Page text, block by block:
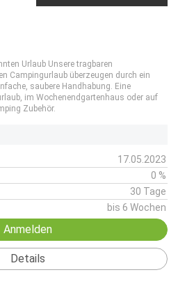
Urlaub Unsere tragbaren
Campingurlaub überzeugen durch ein
saubere Handhabung. Eine
im Wochenendgartenhaus oder auf
Zubehör.
17.05.2023
0 %
30 Tage
bis 6 Wochen
Anmelden
Details